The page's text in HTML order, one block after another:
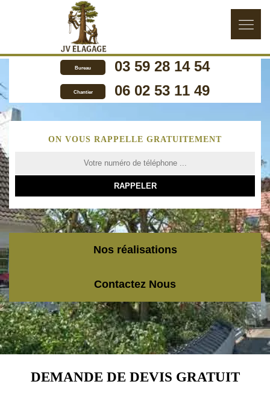
Bureau 03 59 28 14 54
Chantier 06 02 53 11 49
ON VOUS RAPPELLE GRATUITEMENT
Nos réalisations
Contactez Nous
DEMANDE DE DEVIS GRATUIT